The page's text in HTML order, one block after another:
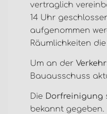
vertraglich
14 Uhr
aufgenommen
Räumlichkeiten
Um an der
Bauausschuss
Die Dorfreinigung
bekannt gegeben.